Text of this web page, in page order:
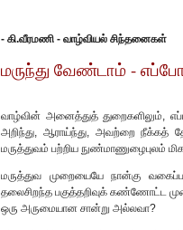
- கி.வீரமணி - வாழ்வியல் சிந்தனைகள்
மருந்து வேண்டாம் -
வாழ்வின் அனைத்துத் துறைகளிலும்,
அறிந்து, ஆராய்ந்து, அவற்றை நீக்கத்
மருத்துவம் பற்றிய நுண்மாணுழைபுலம்
மருத்துவ முறையையே நான்கு
தலைசிறந்த பகுத்தறிவுக் கண்ணோட்ட
ஒரு அருமையான சான்று அல்லவா?